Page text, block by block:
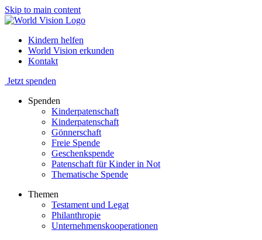
Skip to main content
Kindern helfen
World Vision erkunden
Kontakt
Jetzt spenden
Spenden
Kinderpatenschaft
Kinderpatenschaft
Gönnerschaft
Freie Spende
Geschenkspende
Patenschaft für Kinder in Not
Thematische Spende
Themen
Testament und Legat
Philanthropie
Unternehmenskooperationen